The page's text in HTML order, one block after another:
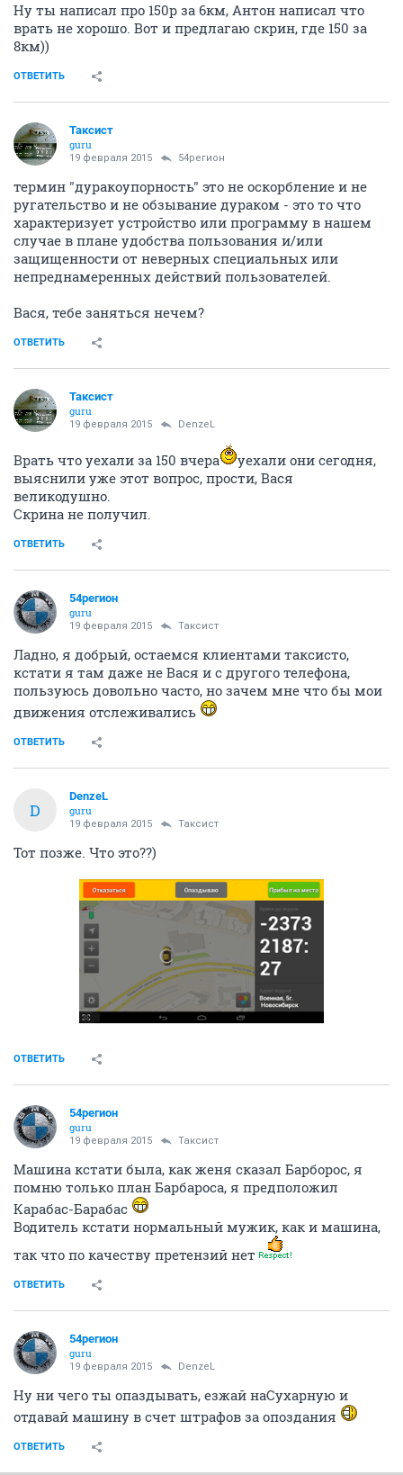
Ну ты написал про 150р за 6км, Антон написал что
врать не хорошо. Вот и предлагаю скрин, где 150 за
8км))
ОТВЕТИТЬ
Таксист
guru
19 февраля 2015 54регион
термин "дуракоупорность" это не оскорбление и не
ругательство и не обзывание дураком - это то что
характеризует устройство или программу в нашем
случае в плане удобства пользования и/или
защищенности от неверных специальных или
непреднамеренных действий пользователей.
Вася, тебе заняться нечем?
ОТВЕТИТЬ
Таксист
guru
19 февраля 2015 DenzeL
Врать что уехали за 150 вчера
уехали они сегодня,
выяснили уже этот вопрос, прости, Вася
великодушно.
Скрина не получил.
ОТВЕТИТЬ
54регион
guru
19 февраля 2015 Таксист
Ладно, я добрый, остаемся клиентами таксисто,
кстати я там даже не Вася и с другого телефона,
пользуюсь довольно часто, но зачем мне что бы мои
движения отслеживались
ОТВЕТИТЬ
D
DenzeL
guru
19 февраля 2015 Таксист
Тот позже. Что это??)
ОТВЕТИТЬ
54регион
guru
19 февраля 2015 Таксист
Машина кстати была, как женя сказал Барборос, я
помню только план Барбароса, я предположил
Карабас-Барабас
Водитель кстати нормальный мужик, как и машина,
так что по качеству претензий нет
ОТВЕТИТЬ
54регион
guru
19 февраля 2015 DenzeL
Ну ни чего ты опаздывать, езжай наСухарную и
отдавай машину в счет штрафов за опоздания
ОТВЕТИТЬ